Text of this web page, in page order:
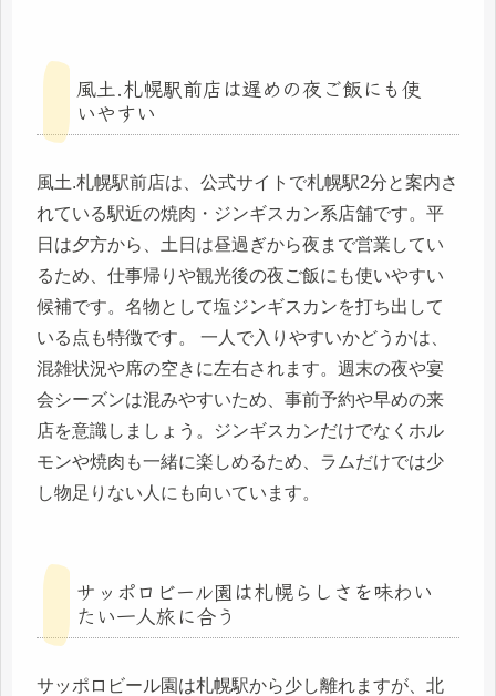
風土.札幌駅前店は遅めの夜ご飯にも使
いやすい
風土.札幌駅前店は、公式サイトで札幌駅2分と案内さ
れている駅近の焼肉・ジンギスカン系店舗です。平
日は夕方から、土日は昼過ぎから夜まで営業してい
るため、仕事帰りや観光後の夜ご飯にも使いやすい
候補です。名物として塩ジンギスカンを打ち出して
いる点も特徴です。 一人で入りやすいかどうかは、
混雑状況や席の空きに左右されます。週末の夜や宴
会シーズンは混みやすいため、事前予約や早めの来
店を意識しましょう。ジンギスカンだけでなくホル
モンや焼肉も一緒に楽しめるため、ラムだけでは少
し物足りない人にも向いています。
サッポロビール園は札幌らしさを味わい
たい一人旅に合う
サッポロビール園は札幌駅から少し離れますが、北